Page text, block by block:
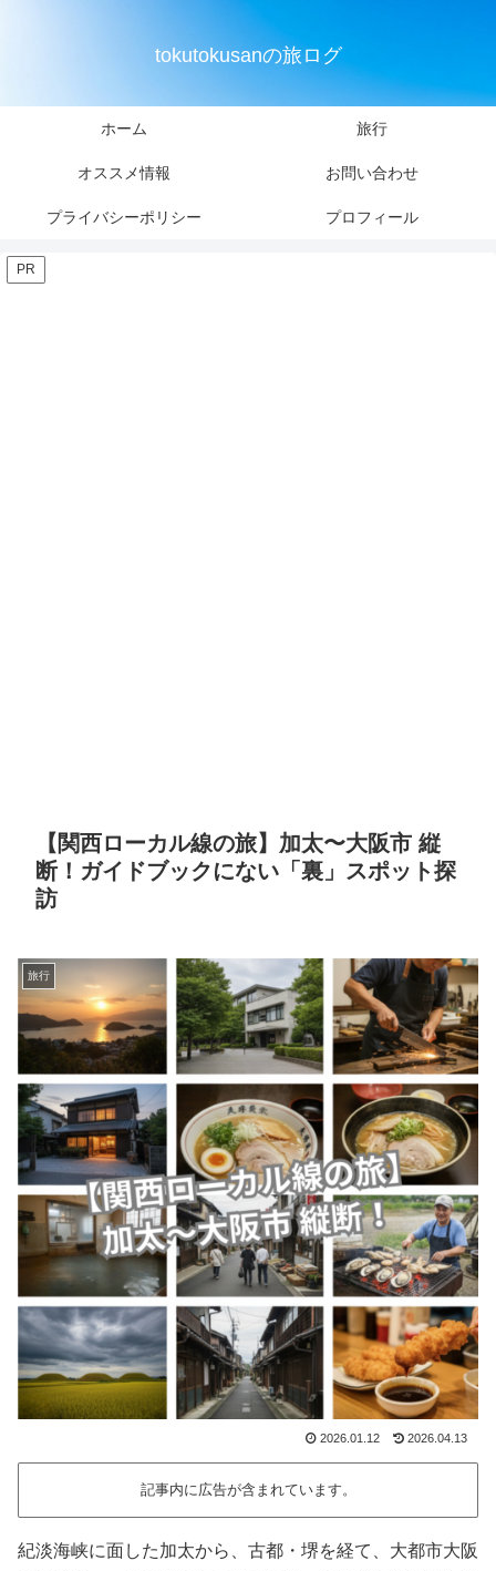
tokutokusanの旅ログ
ホーム 旅行
オススメ情報 お問い合わせ
プライバシーポリシー プロフィール
PR
【関西ローカル線の旅】加太〜大阪市 縦
断！ガイドブックにない「裏」スポット探
訪
旅行
2026.01.12 2026.04.13
記事内に広告が含まれています。
紀淡海峡に面した加太から、古都・堺を経て、大都市大阪